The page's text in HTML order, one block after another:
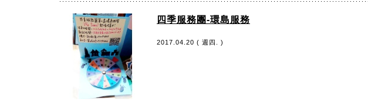
四季服務團-環島服務
2017.04.20 ( 週四. )